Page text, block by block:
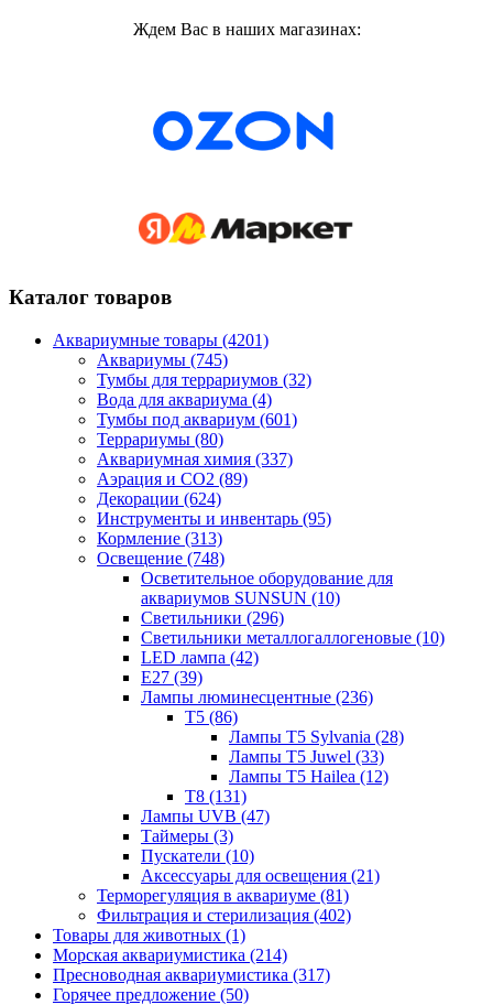
Ждем Вас в наших магазинах:
Каталог товаров
Аквариумные товары (4201)
Аквариумы (745)
Тумбы для террариумов (32)
Вода для аквариума (4)
Тумбы под аквариум (601)
Террариумы (80)
Аквариумная химия (337)
Аэрация и CO2 (89)
Декорации (624)
Инструменты и инвентарь (95)
Кормление (313)
Освещение (748)
Осветительное оборудование для
аквариумов SUNSUN (10)
Светильники (296)
Светильники металлогаллогеновые (10)
LED лампа (42)
Е27 (39)
Лампы люминесцентные (236)
Т5 (86)
Лампы T5 Sylvania (28)
Лампы T5 Juwel (33)
Лампы T5 Hailea (12)
T8 (131)
Лампы UVB (47)
Таймеры (3)
Пускатели (10)
Аксессуары для освещения (21)
Терморегуляция в аквариуме (81)
Фильтрация и стерилизация (402)
Товары для животных (1)
Морская аквариумистика (214)
Пресноводная аквариумистика (317)
Горячее предложение (50)